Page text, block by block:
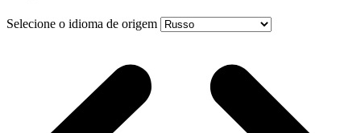
Selecione o idioma de origem